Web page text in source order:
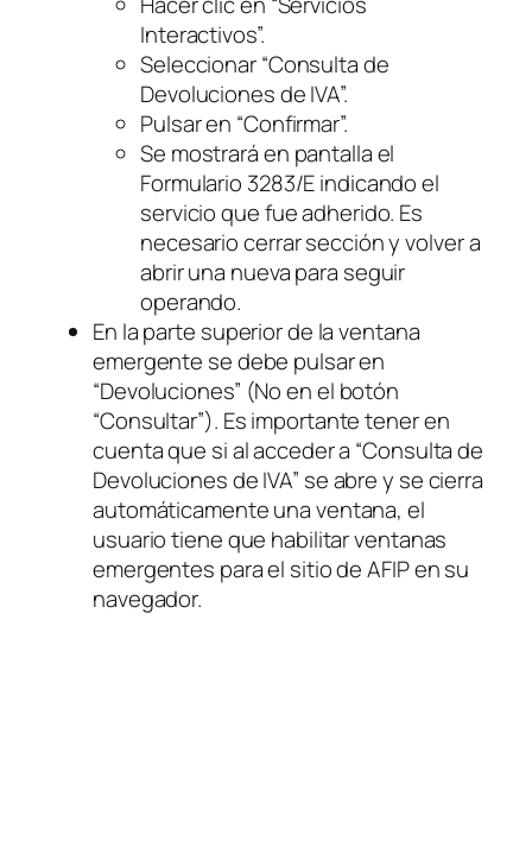
Interactivos”.
Seleccionar “Consulta de
Devoluciones de IVA”.
Pulsar en “Confirmar”.
Se mostrará en pantalla el
Formulario 3283/E indicando el
servicio que fue adherido. Es
necesario cerrar sección y volver a
abrir una nueva para seguir
operando.
En la parte superior de la ventana
emergente se debe pulsar en
“Devoluciones” (No en el botón
“Consultar”). Es importante tener en
cuenta que si al acceder a “Consulta de
Devoluciones de IVA” se abre y se cierra
automáticamente una ventana, el
usuario tiene que habilitar ventanas
emergentes para el sitio de AFIP en su
navegador.